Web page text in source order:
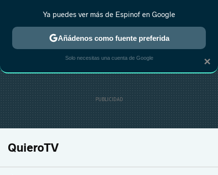
ESTRENOS REALITY ANIME RANKINGS CINE
QuieroTV
×
Ya puedes ver más de Espinof en Google
Añádenos como fuente preferida
Solo necesitas una cuenta de Google